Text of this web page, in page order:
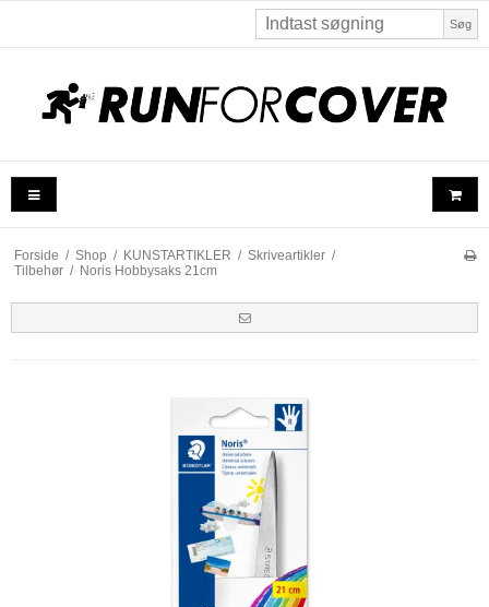
Søg
Forside / Shop / KUNSTARTIKLER / Skriveartikler /
Tilbehør / Noris Hobbysaks 21cm